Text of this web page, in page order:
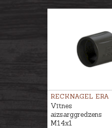
RECKNAGEL ERA
Vītnes
aizsarggredzens
M14x1